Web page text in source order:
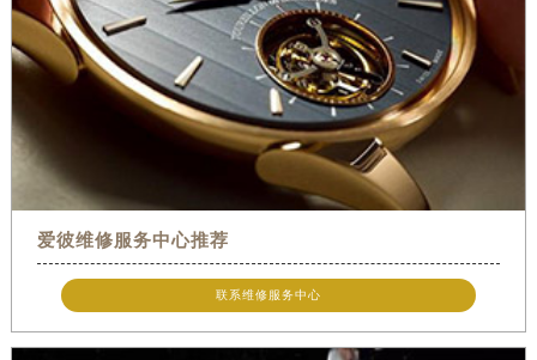
爱彼维修服务中心推荐
联系维修服务中心